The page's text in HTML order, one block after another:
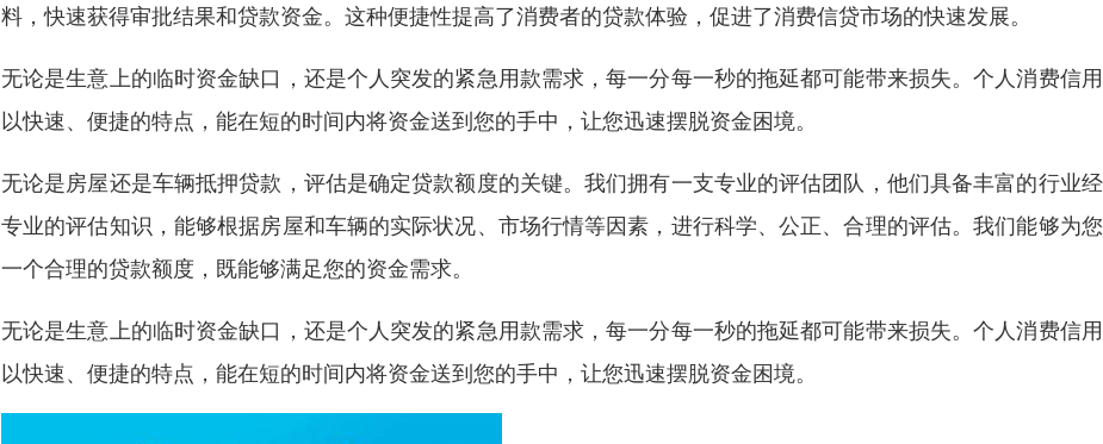
料，快速获得审批结果和贷款资金。这种便捷性提高了消费者的贷款体验，促进了消费信贷市场的快速发展。
无论是生意上的临时资金缺口，还是个人突发的紧急用款需求，每一分每一秒的拖延都可能带来损失。个人消费信
以快速、便捷的特点，能在短的时间内将资金送到您的手中，让您迅速摆脱资金困境。
无论是房屋还是车辆抵押贷款，评估是确定贷款额度的关键。我们拥有一支专业的评估团队，他们具备丰富的行业
专业的评估知识，能够根据房屋和车辆的实际状况、市场行情等因素，进行科学、公正、合理的评估。我们能够为
一个合理的贷款额度，既能够满足您的资金需求。
无论是生意上的临时资金缺口，还是个人突发的紧急用款需求，每一分每一秒的拖延都可能带来损失。个人消费信
以快速、便捷的特点，能在短的时间内将资金送到您的手中，让您迅速摆脱资金困境。